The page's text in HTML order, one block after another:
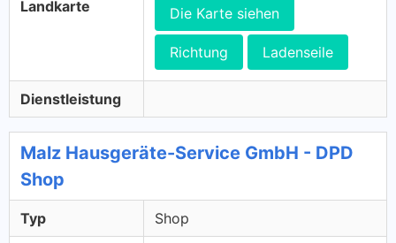
Landkarte Die Karte siehen
Richtung Ladenseile
Dienstleistung
Malz Hausgeräte-Service GmbH - DPD
Shop
Typ Shop